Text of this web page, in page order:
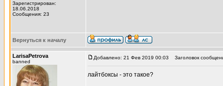
Зарегистрирован:
18.06.2018
Сообщения: 23
Вернуться к началу
LarisaPetrova
banned
Добавлено: 21 Фев 2019 00:03 Заголовок
лайтбокcы - это такое?